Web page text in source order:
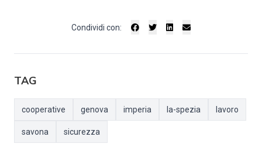
Condividi con:
TAG
cooperative genova imperia la-spezia lavoro
savona sicurezza